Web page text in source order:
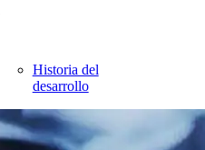
Historia del
desarrollo